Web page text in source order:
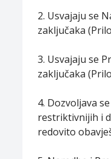
2. Usvajaju se
zaključaka
3. Usvajaju se
zaključaka
4. Dozvoljava
restriktivnijih i
redovito